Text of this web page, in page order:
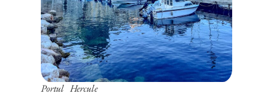
Portul Hercule